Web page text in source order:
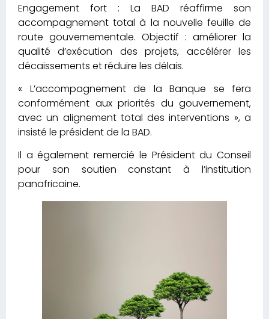
Engagement fort : La BAD réaffirme son
accompagnement total à la nouvelle feuille de
route gouvernementale. Objectif : améliorer la
qualité d’exécution des projets, accélérer les
décaissements et réduire les délais.
« L’accompagnement de la Banque se fera
conformément aux priorités du gouvernement,
avec un alignement total des interventions », a
insisté le président de la BAD.
Il a également remercié le Président du Conseil
pour son soutien constant à l’institution
panafricaine.